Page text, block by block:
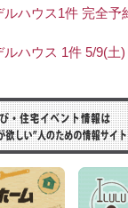
ハウス1件 完全予
ルハウス 1件 5/9(土